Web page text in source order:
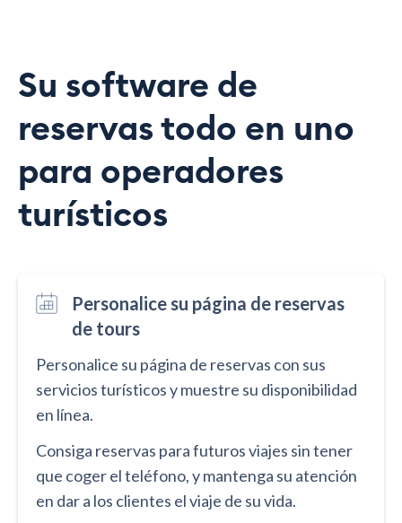
Su software de
reservas todo en uno
para operadores
turísticos
Personalice su página de reservas
de tours
Personalice su página de reservas con sus
servicios turísticos y muestre su disponibilidad
en línea.
Consiga reservas para futuros viajes sin tener
que coger el teléfono, y mantenga su atención
en dar a los clientes el viaje de su vida.